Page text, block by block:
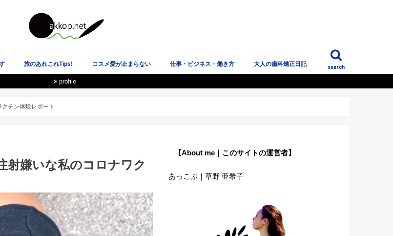
search
旅のあれこれTips!
飛行機も空港も大好き！
電車オタクのLOVE乗り物！
国際恋愛・海外の恋愛観
コスメ愛が止まらない 仕事・ビジネス・働き方 大人の歯科矯正日記
profile
チン体験レポート
射嫌いな私のコロナワク
【About me｜このサイトの運営者】
あっこぷ｜草野 亜希子